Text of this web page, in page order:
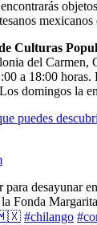
Culturas
del Carmen,
a 18:00
domingos la
puedes
para desayunar
Fonda
#chilango